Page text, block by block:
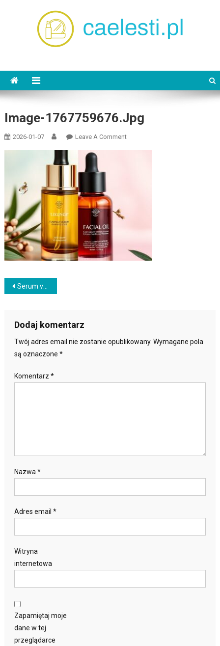
Image-1767759676.jpg
2026-01-07 Leave A CommentOn
Nawigacja
Serum vs olejek do twarzy – dla kogo, jak często i z czym łączyć
Dodaj komentarz
Twój adres email nie zostanie opublikowany. Wymagane pola
są oznaczone *
Komentarz *
Nazwa *
Adres email *
Witryna
internetowa
Zapamiętaj moje
dane w tej
przeglądarce